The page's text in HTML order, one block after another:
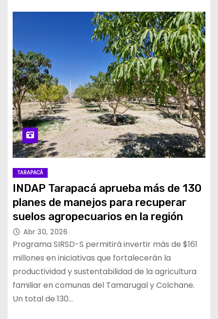
TARAPACÁ
INDAP Tarapacá aprueba más de 130
planes de manejos para recuperar
suelos agropecuarios en la región
Abr 30, 2026
Programa SIRSD-S permitirá invertir más de $161
millones en iniciativas que fortalecerán la
productividad y sustentabilidad de la agricultura
familiar en comunas del Tamarugal y Colchane.
Un total de 130…